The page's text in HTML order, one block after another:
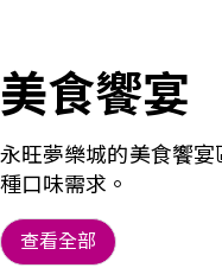
美食饗宴
永旺夢樂城的美食饗
種口味需求。
查看全部